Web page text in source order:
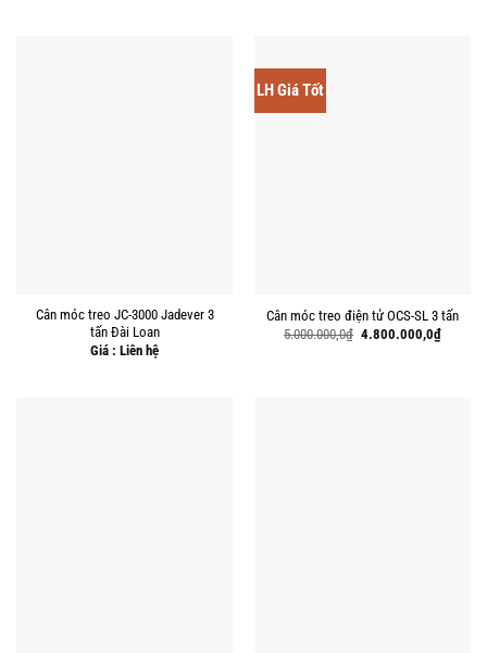
Cân móc treo JC-3000 Jadever 3
tấn Đài Loan
Giá : Liên hệ
LH Giá Tốt
Cân móc treo điện tử OCS-SL 3 tấn
5.000.000,0₫ Giá
4.800.000,0₫Giá
hiện